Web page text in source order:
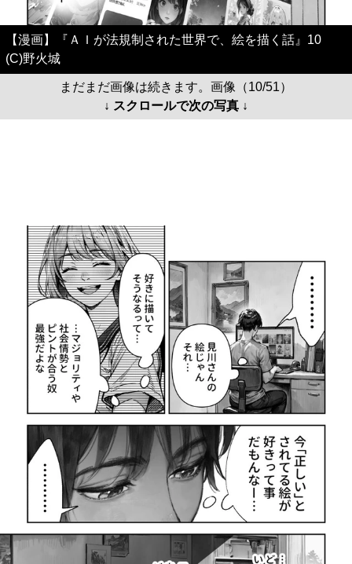
【漫画】『ＡＩが法規制された世界で、絵を描く話』10
(C)野火城
まだまだ画像は続きます。画像（10/51）
↓ スクロールで次の写真 ↓